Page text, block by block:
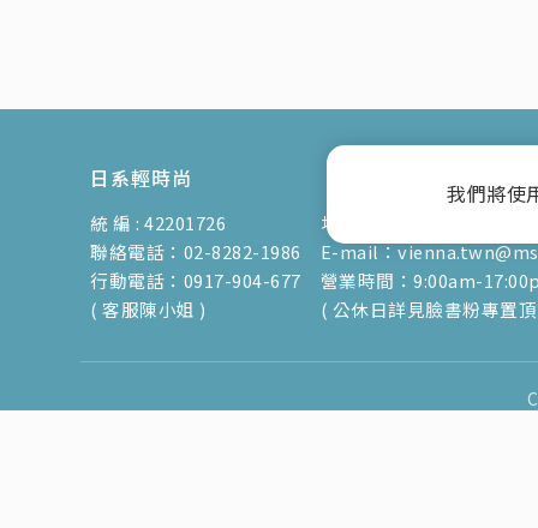
日系輕時尚
統 編 : 42201726
聯絡電話：02-8282-1986
行動電話：0917-904-677
( 客服陳小姐 )
地址：新北市蘆洲區光復
E-mail：
營業時間：9:00am-
( 公休日詳見臉書粉專置
我們將使